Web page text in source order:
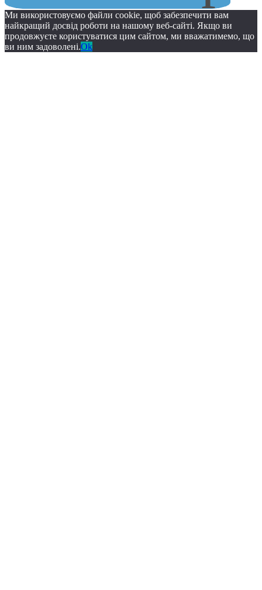
Ми використовуємо файли cookie, щоб забезпечити вам
найкращий досвід роботи на нашому веб-сайті. Якщо ви
продовжуєте користуватися цим сайтом, ми вважатимемо, що
ви ним задоволені.Ok